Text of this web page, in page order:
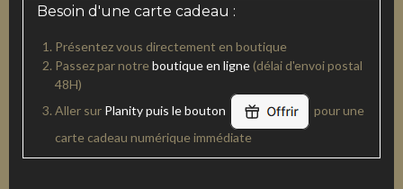
Besoin d'une carte cadeau :
Présentez vous directement en boutique
Passez par notre boutique en ligne (délai d'envoi postal
48H)
Aller sur Planity puis le bouton
pour une
carte cadeau numérique immédiate